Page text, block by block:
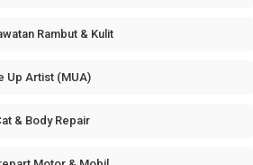
Rambut & Kulit
Up Artist (MUA)
& Body Repair